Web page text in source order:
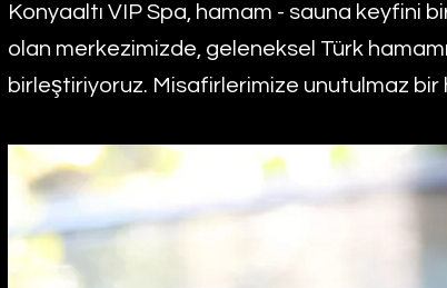
Konyaaltı VIP Spa, hamam - sauna keyfini
olan merkezimizde, geleneksel Türk
birleştiriyoruz. Misafirlerimize unutulmaz bir